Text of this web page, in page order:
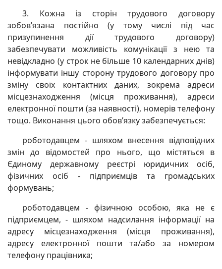
3. Кожна із сторін трудового договору
зобов’язана постійно (у тому числі під час
призупинення дії трудового договору)
забезпечувати можливість комунікації з нею та
невідкладно (у строк не більше 10 календарних днів)
інформувати іншу сторону трудового договору про
зміну своїх контактних даних, зокрема адреси
місцезнаходження (місця проживання), адреси
електронної пошти (за наявності), номерів телефону
тощо. Виконання цього обов’язку забезпечується:
роботодавцем - шляхом внесення відповідних
змін до відомостей про нього, що містяться в
Єдиному державному реєстрі юридичних осіб,
фізичних осіб - підприємців та громадських
формувань;
роботодавцем - фізичною особою, яка не є
підприємцем, - шляхом надсилання інформації на
адресу місцезнаходження (місця проживання),
адресу електронної пошти та/або за номером
телефону працівника;